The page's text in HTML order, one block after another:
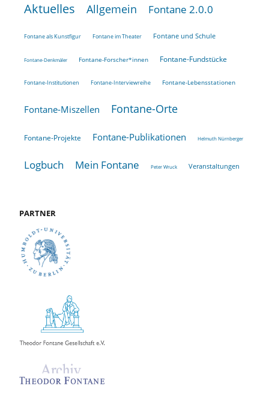
Aktuelles Allgemein Fontane 2.0.0
Fontane als Kunstfigur Fontane im Theater Fontane und Schule
Fontane-Denkmäler Fontane-Forscher*innen Fontane-Fundstücke
Fontane-Institutionen Fontane-Interviewreihe Fontane-Lebensstationen
Fontane-Miszellen Fontane-Orte
Fontane-Projekte Fontane-Publikationen Helmuth Nürnberger
Logbuch Mein Fontane Peter Wruck Veranstaltungen
PARTNER